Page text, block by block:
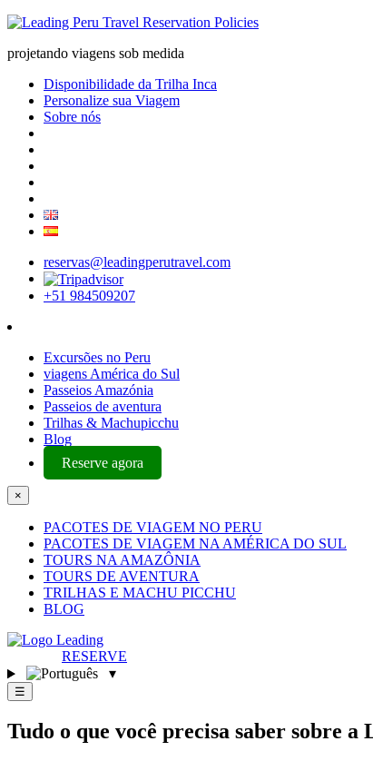
projetando viagens sob medida
Disponibilidade da Trilha Inca
Personalize sua Viagem
Sobre nós
reservas@leadingperutravel.com
+51 984509207
Excursões no Peru
viagens América do Sul
Passeios Amazónia
Passeios de aventura
Trilhas & Machupicchu
Blog
Reserve agora
×
PACOTES DE VIAGEM NO PERU
PACOTES DE VIAGEM NA AMÉRICA DO SUL
TOURS NA AMAZÔNIA
TOURS DE AVENTURA
TRILHAS E MACHU PICCHU
BLOG
RESERVE
▾
☰
Tudo o que você precisa saber sobre